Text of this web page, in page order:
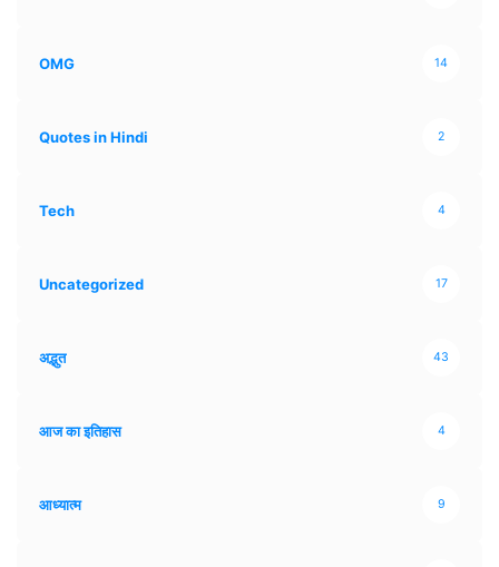
OMG 14
Quotes in Hindi 2
Tech 4
Uncategorized 17
अद्भुत 43
आज का इतिहास 4
आध्यात्म 9